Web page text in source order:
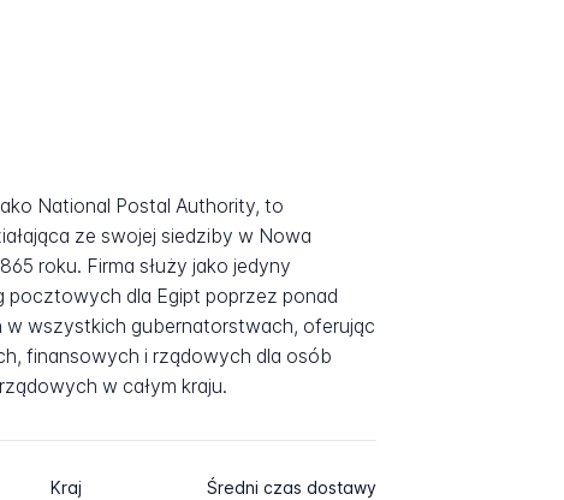
National Postal Authority, to
ze swojej siedziby w Nowa
roku. Firma służy jako jedyny
pocztowych dla Egipt poprzez ponad
wszystkich gubernatorstwach, oferując
finansowych i rządowych dla osób
w całym kraju.
Kraj Średni czas dostawy